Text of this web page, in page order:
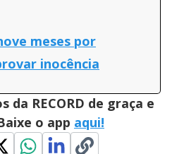
meses por
inocência
da RECORD de graça e
o app aqui!